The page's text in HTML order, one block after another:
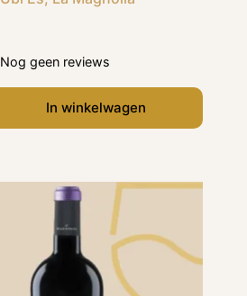
Nog geen reviews
In winkelwagen